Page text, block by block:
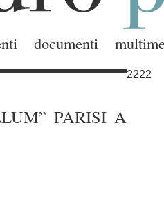
documenti
2222
PARISI A